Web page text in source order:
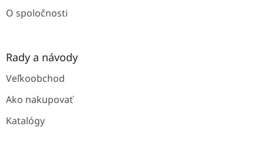
O spoločnosti
Rady a návody
Veľkoobchod
Ako nakupovať
Katalógy